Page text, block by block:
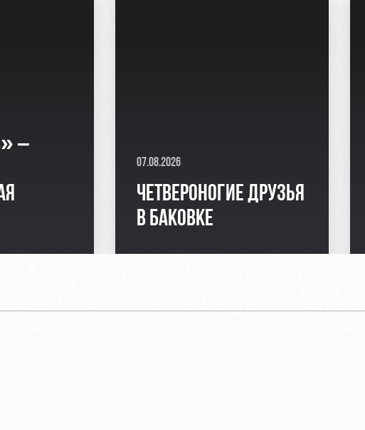
–
07.08.2026
ЧЕТВЕРОНОГИЕ ДРУЗЬЯ
В БАКОВКЕ